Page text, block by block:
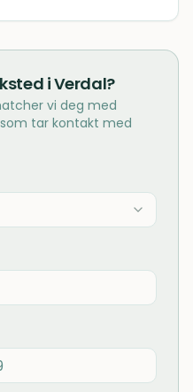
iVerdal?
vi deg med
tar kontakt med